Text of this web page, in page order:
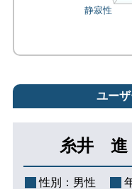
ユー
糸井 進
性別： 男性